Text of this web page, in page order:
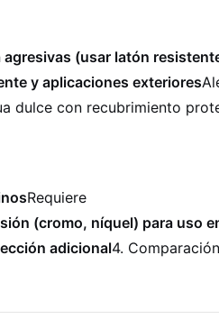
(usar latón
y aplicaciones exteriores
dulce con recubrimiento
Requiere
(cromo, níquel) para uso
adicional4.